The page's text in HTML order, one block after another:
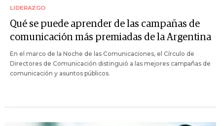
LIDERAZGO
Qué se puede aprender de las campañas de
comunicación más premiadas de la Argentina
En el marco de la Noche de las Comunicaciones, el Círculo de
Directores de Comunicación distinguió a las mejores campañas de
comunicación y asuntos públicos.